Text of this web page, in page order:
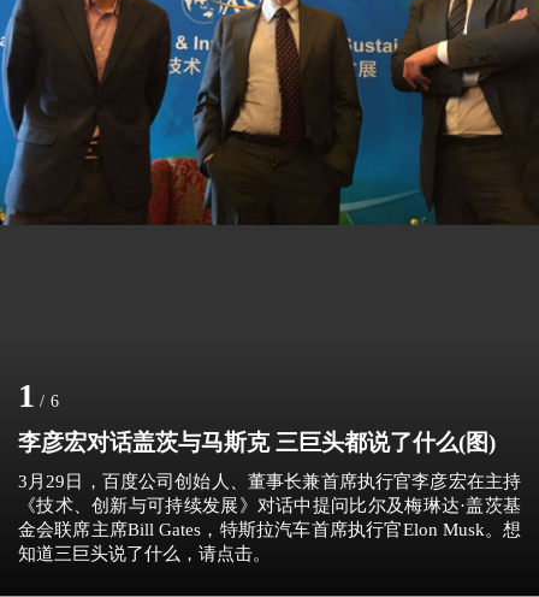
1 / 6
李彦宏对话盖茨与马斯克 三巨头都说了什么(图)
3月29日，百度公司创始人、董事长兼首席执行官李彦宏在主持
《技术、创新与可持续发展》对话中提问比尔及梅琳达·盖茨基
金会联席主席Bill Gates，特斯拉汽车首席执行官Elon Musk。想
知道三巨头说了什么，请点击。